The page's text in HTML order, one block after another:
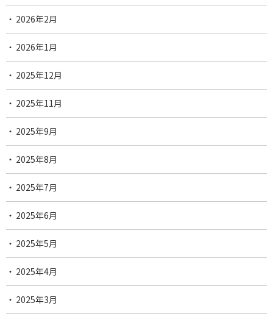
2026年2月
2026年1月
2025年12月
2025年11月
2025年9月
2025年8月
2025年7月
2025年6月
2025年5月
2025年4月
2025年3月